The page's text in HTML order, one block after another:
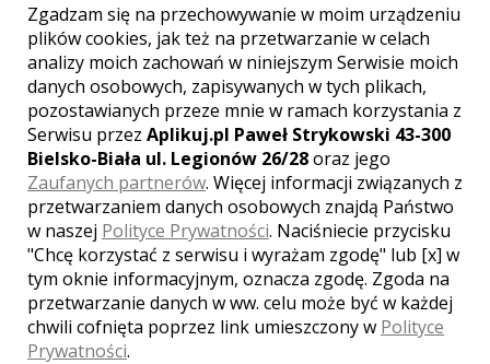
[ brak komentarzy ]
Zobacz także galerie
innych fotografów
Zgadzam się na przechowywanie w moim urządzeniu
plików cookies, jak też na przetwarzanie w celach
analizy moich zachowań w niniejszym Serwisie moich
danych osobowych, zapisywanych w tych plikach,
pozostawianych przeze mnie w ramach korzystania z
Serwisu przez Aplikuj.pl Paweł Strykowski 43-300
Bielsko-Biała ul. Legionów 26/28oraz jego
Zaufanych partnerów. Więcej informacji związanych z
przetwarzaniem danych osobowych znajdą Państwo
w naszej Polityce Prywatności. Naciśniecie przycisku
"Chcę korzystać z serwisu i wyrażam zgodę" lub [x] w
tym oknie informacyjnym, oznacza zgodę. Zgoda na
przetwarzanie danych w ww. celu może być w każdej
chwili cofnięta poprzez link umieszczony w Polityce
Prywatności.